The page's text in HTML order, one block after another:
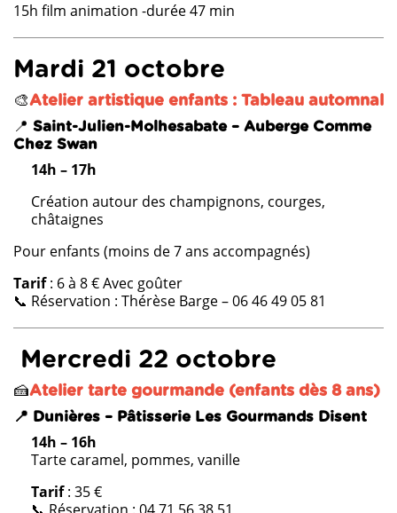
15h film animation -durée 47 min
Mardi 21 octobre
🎨Atelier artistique enfants : Tableau automnal
📍 Saint-Julien-Molhesabate – Auberge Comme
Chez Swan
14h – 17h
Création autour des champignons, courges,
châtaignes
Pour enfants (moins de 7 ans accompagnés)
Tarif: 6 à 8 € Avec goûter
📞 Réservation : Thérèse Barge – 06 46 49 05 81
Mercredi 22 octobre
🍰Atelier tarte gourmande (enfants dès 8 ans)
📍 Dunières – Pâtisserie Les Gourmands Disent
14h – 16h
Tarte caramel, pommes, vanille
Tarif: 35 €